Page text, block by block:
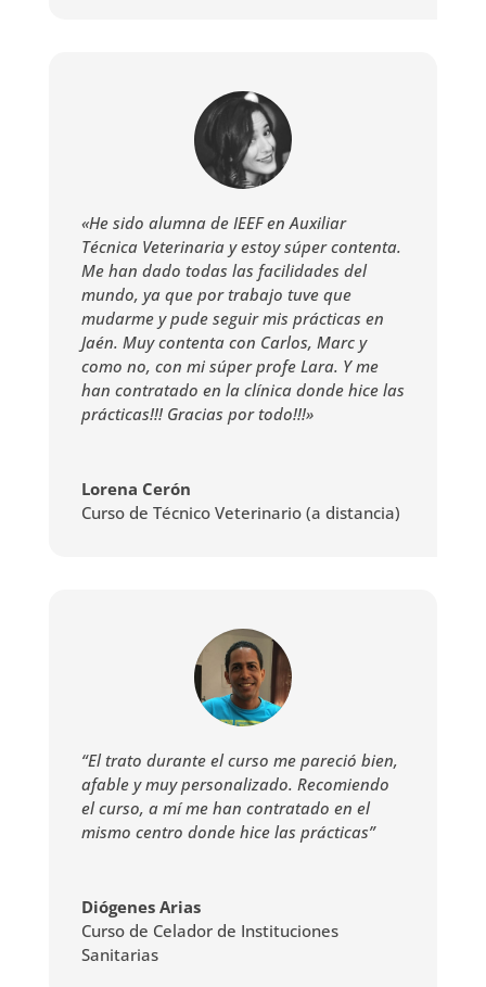
«He sido alumna de IEEF en Auxiliar
Técnica Veterinaria y estoy súper contenta.
Me han dado todas las facilidades del
mundo, ya que por trabajo tuve que
mudarme y pude seguir mis prácticas en
Jaén. Muy contenta con Carlos, Marc y
como no, con mi súper profe Lara. Y me
han contratado en la clínica donde hice las
prácticas!!! Gracias por todo!!!»
Lorena Cerón
Curso de Técnico Veterinario (a distancia)
“El trato durante el curso me pareció bien,
afable y muy personalizado. Recomiendo
el curso, a mí me han contratado en el
mismo centro donde hice las prácticas”
Diógenes Arias
Curso de Celador de Instituciones
Sanitarias